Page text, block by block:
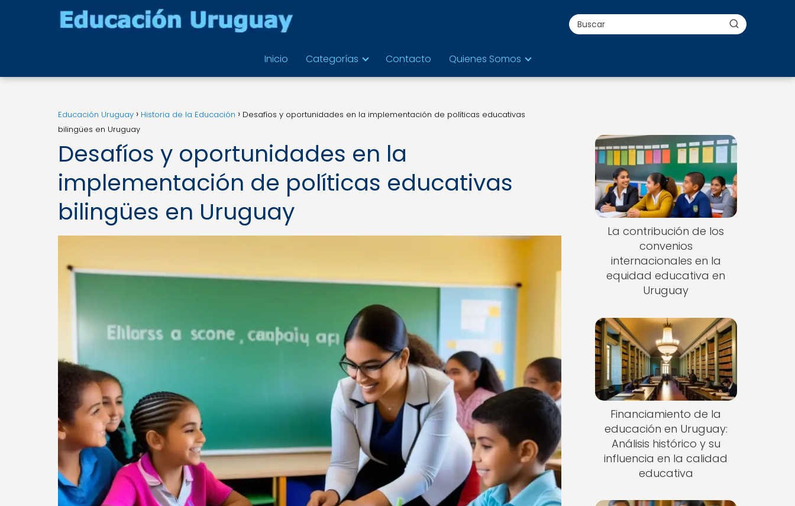
Inicio Categorías Contacto Quienes Somos
Educación Uruguay Historia de la Educación
Desafíos y oportunidades en la implementación de políticas educativas
bilingües en Uruguay
Desafíos y oportunidades en la
implementación de políticas educativas
bilingües en Uruguay
La contribución de los
convenios
internacionales en la
equidad educativa en
Uruguay
Financiamiento de la
educación en Uruguay:
Análisis histórico y su
influencia en la calidad
educativa